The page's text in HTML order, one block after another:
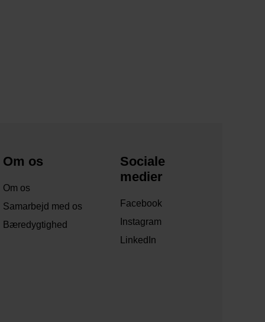
Om os
Om os
Samarbejd med os
Bæredygtighed
Sociale
medier
Facebook
Instagram
LinkedIn